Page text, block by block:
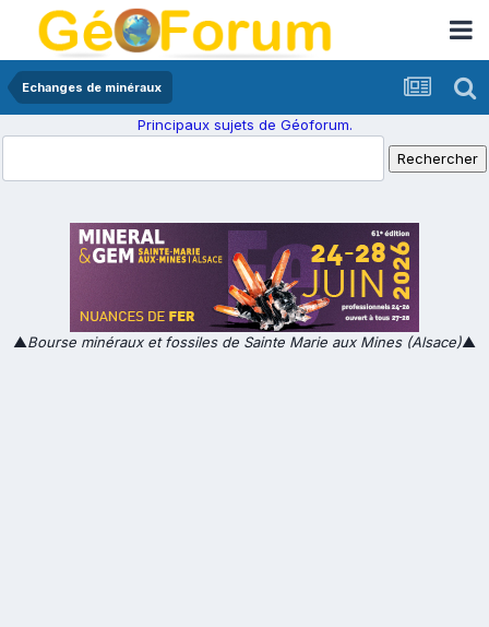
Echanges de minéraux
Principaux sujets de Géoforum.
▲Bourse minéraux et fossiles de Sainte Marie aux Mines (Alsace)▲